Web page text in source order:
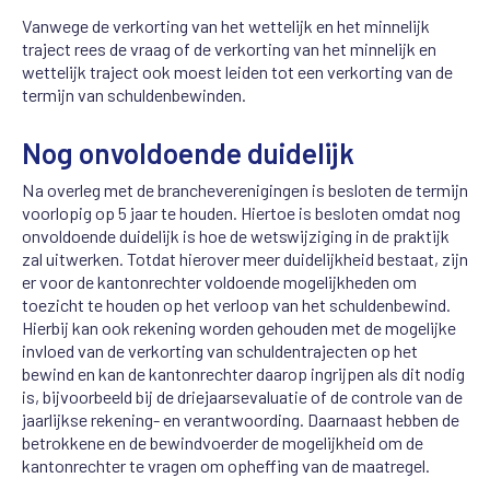
Vanwege de verkorting van het wettelijk en het minnelijk
traject rees de vraag of de verkorting van het minnelijk en
wettelijk traject ook moest leiden tot een verkorting van de
termijn van schuldenbewinden.
Nog onvoldoende duidelijk
Na overleg met de brancheverenigingen is besloten de termijn
voorlopig op 5 jaar te houden. Hiertoe is besloten omdat nog
onvoldoende duidelijk is hoe de wetswijziging in de praktijk
zal uitwerken. Totdat hierover meer duidelijkheid bestaat, zijn
er voor de kantonrechter voldoende mogelijkheden om
toezicht te houden op het verloop van het schuldenbewind.
Hierbij kan ook rekening worden gehouden met de mogelijke
invloed van de verkorting van schuldentrajecten op het
bewind en kan de kantonrechter daarop ingrijpen als dit nodig
is, bijvoorbeeld bij de driejaarsevaluatie of de controle van de
jaarlijkse rekening- en verantwoording. Daarnaast hebben de
betrokkene en de bewindvoerder de mogelijkheid om de
kantonrechter te vragen om opheffing van de maatregel.